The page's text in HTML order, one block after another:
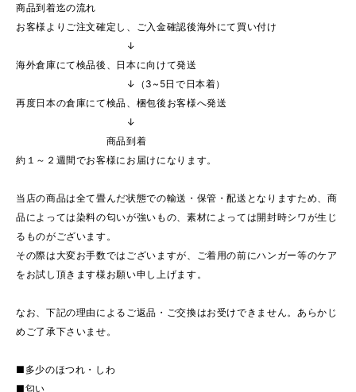
商品到着迄の流れ
お客様よりご注文確定し、ご入金確認後海外にて買い付け
↓
海外倉庫にて検品後、日本に向けて発送
↓（3~5日で日本着）
再度日本の倉庫にて検品、梱包後お客様へ発送
↓
商品到着
約１～２週間でお客様にお届けになります。
当店の商品は全て畳んだ状態での輸送・保管・配送となりますため、商
品によっては染料の匂いが強いもの、素材によっては開封時シワが生じ
るものがございます。
その際は大変お手数ではございますが、ご着用の前にハンガー等のケア
をお試し頂きます様お願い申し上げます。
なお、下記の理由によるご返品・ご交換はお受けできません。あらかじ
めご了承下さいませ。
■多少のほつれ・しわ
■匂い